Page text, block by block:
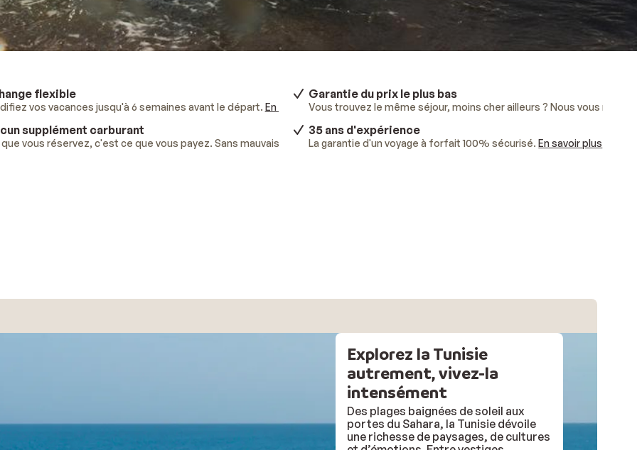
flexible
vos vacances jusqu'à 6 semaines avant le départ. En savoir plus.
Garantie du prix le plus bas
Vous trouvez le même séjour, moins cher ailleurs ? Nous vous
supplément carburant
vous réservez, c'est ce que vous payez. Sans mauvaises surprises.En savoir plus.
35 ans d'expérience
La garantie d'un voyage à forfait 100% sécurisé.En savoir plus
Explorez la Tunisie
autrement, vivez-la
intensément
Des plages baignées de soleil aux
portes du Sahara, la Tunisie dévoile
une richesse de paysages, de cultures